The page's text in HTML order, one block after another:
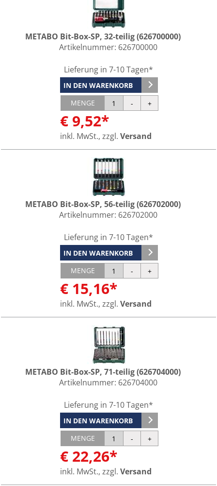
METABO Bit-Box-SP, 32-teilig (626700000)
Artikelnummer: 626700000
Lieferung in 7-10 Tagen*
IN DEN WARENKORB
MENGE
€ 9,52*
inkl. MwSt., zzgl. Versand
METABO Bit-Box-SP, 56-teilig (626702000)
Artikelnummer: 626702000
Lieferung in 7-10 Tagen*
IN DEN WARENKORB
MENGE
€ 15,16*
inkl. MwSt., zzgl. Versand
METABO Bit-Box-SP, 71-teilig (626704000)
Artikelnummer: 626704000
Lieferung in 7-10 Tagen*
IN DEN WARENKORB
MENGE
€ 22,26*
inkl. MwSt., zzgl. Versand